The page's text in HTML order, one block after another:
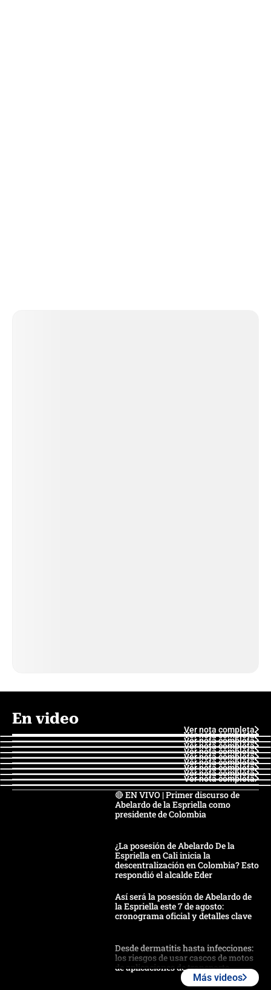
En video
Ver nota completa
Ver nota completa
Ver nota completa
Ver nota completa
Ver nota completa
Ver nota completa
Ver nota completa
Ver nota completa
Ver nota completa
Ver nota completa
🔴 EN VIVO | Primer discurso de
Abelardo de la Espriella como
presidente de Colombia
¿La posesión de Abelardo De la
Espriella en Cali inicia la
descentralización en Colombia? Esto
respondió el alcalde Eder
Así será la posesión de Abelardo de
la Espriella este 7 de agosto:
cronograma oficial y detalles clave
Desde dermatitis hasta infecciones:
los riesgos de usar cascos de motos
de aplicaciones de transporte
Más videos